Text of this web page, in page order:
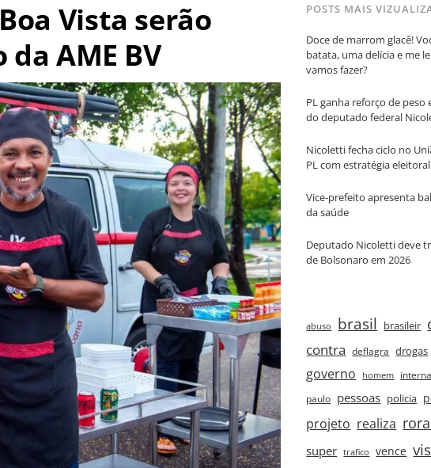
Vista serão
AME BV
POSTS MAIS
Doce de marrom glacê!
batata, uma delícia e me
vamos fazer?
PL ganha reforço de peso
do deputado federal
Nicoletti fecha ciclo no
PL com estratégia
Vice‑prefeito apresenta
da saúde
Deputado Nicoletti deve
de Bolsonaro em 2026
abuso brasil brasileir
contra deflagra drogas
governo homem
paulo pessoas policia
projeto realiza
super trafico vence